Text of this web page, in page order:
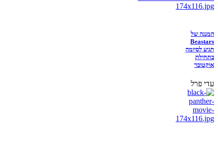
המנגה של
Beastars
תגיע לסיומה
בתחילת
אוקטובר
עדי פרל